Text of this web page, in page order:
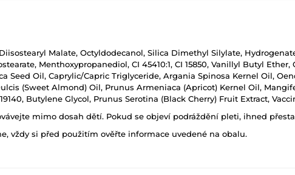
Malate, Octyldodecanol, Silica Dimethyl Silylate,
Menthoxypropanediol, CI 45410:1, CI 15850, Vanillyl Butyl
Seed Oil, Caprylic/Capric Triglyceride, Argania Spinosa Kernel Oil,
(Sweet Almond) Oil, Prunus Armeniaca (Apricot) Kernel Oil,
Butylene Glycol, Prunus Serotina (Black Cherry) Fruit Extract,
mimo dosah dětí. Pokud se objeví podráždění pleti, ihned
vždy si před použitím ověřte informace uvedené na obalu.